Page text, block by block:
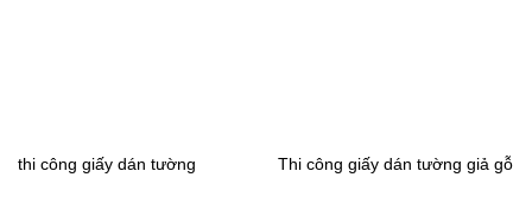
thi công giấy dán tường Thi công giấy dán tường giả gỗ